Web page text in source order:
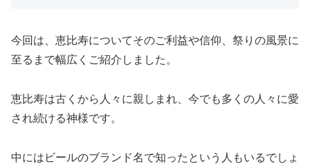
今回は、恵比寿についてそのご利益や信仰、祭りの風景に
至るまで幅広くご紹介しました。
恵比寿は古くから人々に親しまれ、今でも多くの人々に愛
され続ける神様です。
中にはビールのブランド名で知ったという人もいるでしょ